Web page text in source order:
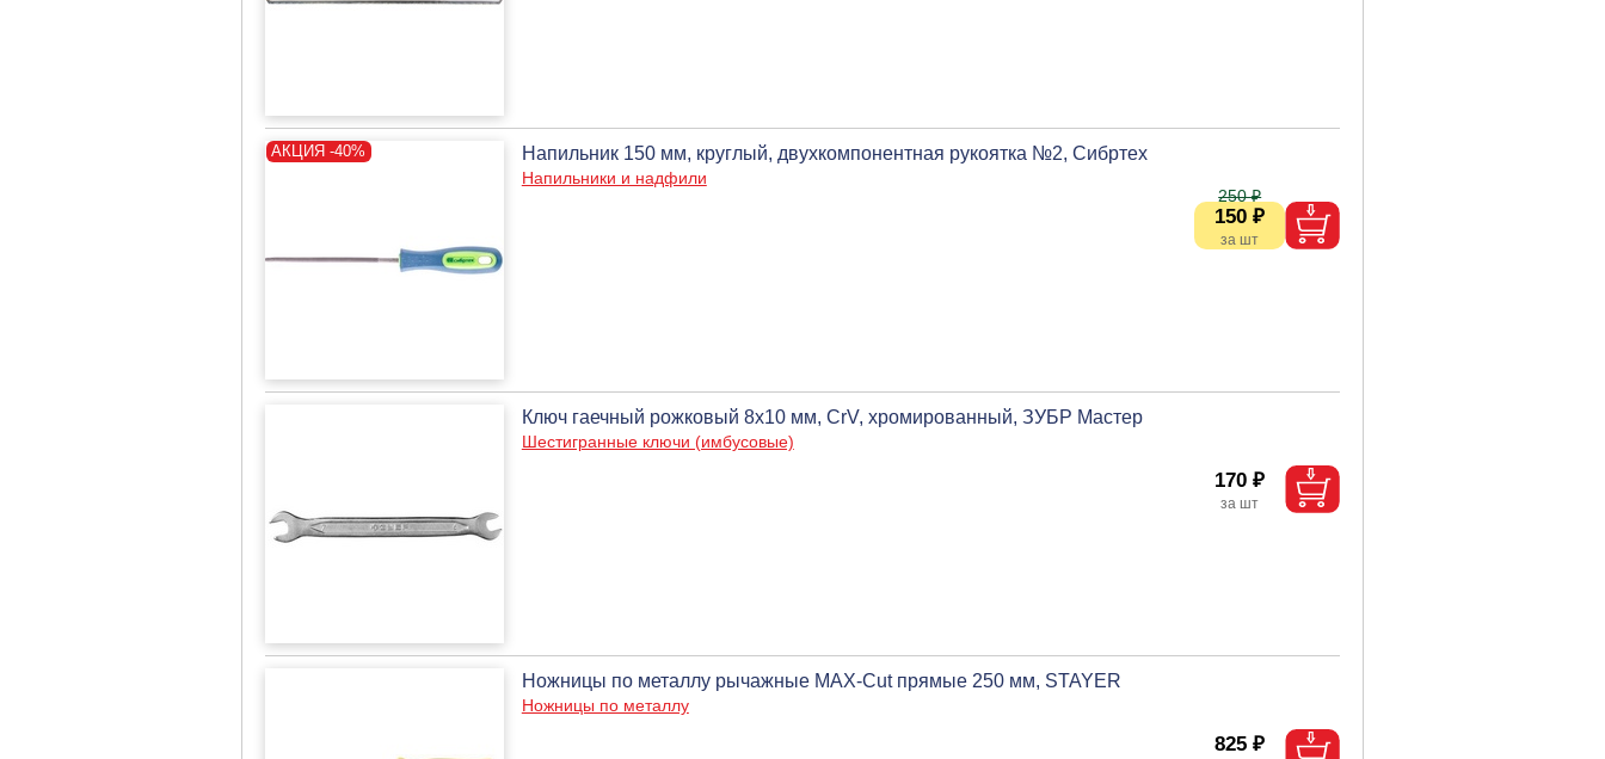
Напильник 150 мм, круглый, двухкомпонентная рукоятка №2, Сибртех
Напильники и надфили
150 ₽
250 ₽
Ключ гаечный рожковый 8x10 мм, CrV, хромированный, ЗУБР Мастер
Шестигранные ключи (имбусовые)
170 ₽
Ножницы по металлу рычажные MAX-Cut прямые 250 мм, STAYER
Ножницы по металлу
825 ₽